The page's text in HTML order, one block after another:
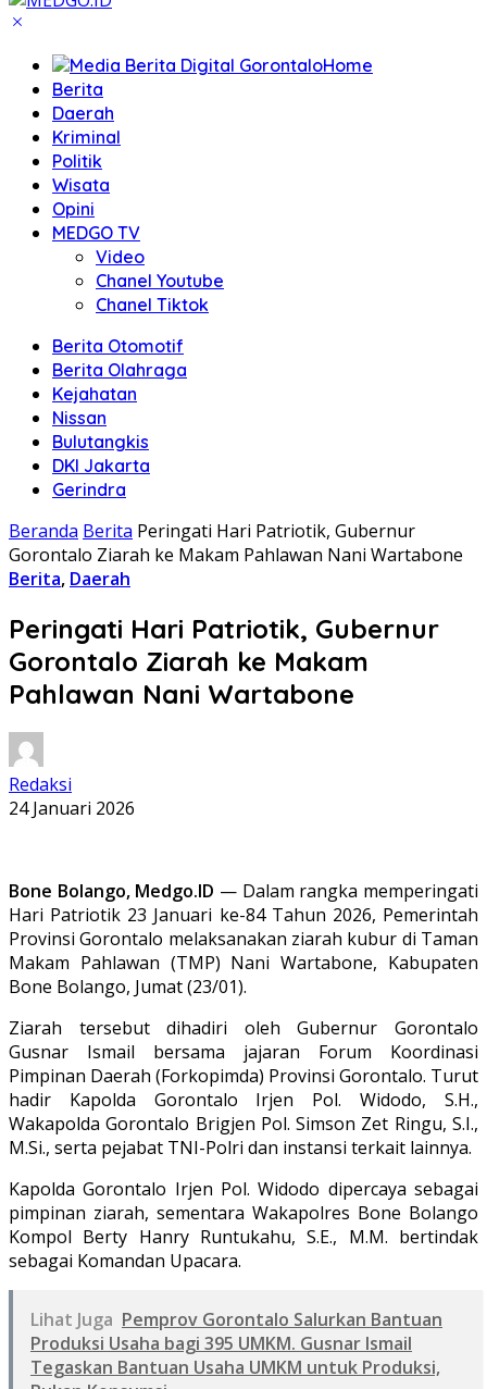
Home
Berita
Daerah
Kriminal
Politik
Wisata
Opini
MEDGO TV
Video
Chanel Youtube
Chanel Tiktok
Berita Otomotif
Berita Olahraga
Kejahatan
Nissan
Bulutangkis
DKI Jakarta
Gerindra
Beranda Berita Peringati Hari Patriotik, Gubernur
Gorontalo Ziarah ke Makam Pahlawan Nani Wartabone
Berita, Daerah
Peringati Hari Patriotik, Gubernur
Gorontalo Ziarah ke Makam
Pahlawan Nani Wartabone
Redaksi
24 Januari 2026
Bone Bolango, Medgo.ID — Dalam rangka memperingati
Hari Patriotik 23 Januari ke-84 Tahun 2026, Pemerintah
Provinsi Gorontalo melaksanakan ziarah kubur di Taman
Makam Pahlawan (TMP) Nani Wartabone, Kabupaten
Bone Bolango, Jumat (23/01).
Ziarah tersebut dihadiri oleh Gubernur Gorontalo
Gusnar Ismail bersama jajaran Forum Koordinasi
Pimpinan Daerah (Forkopimda) Provinsi Gorontalo. Turut
hadir Kapolda Gorontalo Irjen Pol. Widodo, S.H.,
Wakapolda Gorontalo Brigjen Pol. Simson Zet Ringu, S.I.,
M.Si., serta pejabat TNI-Polri dan instansi terkait lainnya.
Kapolda Gorontalo Irjen Pol. Widodo dipercaya sebagai
pimpinan ziarah, sementara Wakapolres Bone Bolango
Kompol Berty Hanry Runtukahu, S.E., M.M. bertindak
sebagai Komandan Upacara.
Lihat Juga Pemprov Gorontalo Salurkan Bantuan
Produksi Usaha bagi 395 UMKM. Gusnar Ismail
Tegaskan Bantuan Usaha UMKM untuk Produksi,